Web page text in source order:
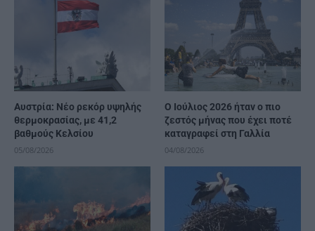
Αυστρία: Νέο ρεκόρ υψηλής
θερμοκρασίας, με 41,2
βαθμούς Κελσίου
05/08/2026
Ο Ιούλιος 2026 ήταν ο πιο
ζεστός μήνας που έχει ποτέ
καταγραφεί στη Γαλλία
04/08/2026